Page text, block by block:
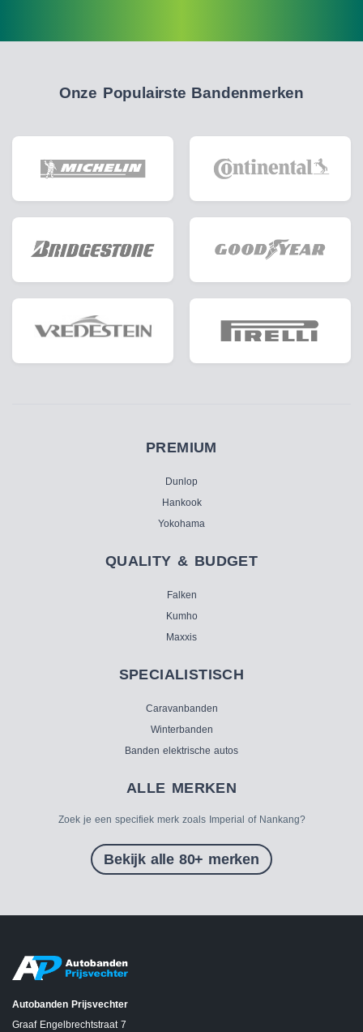
Onze Populairste Bandenmerken
PREMIUM
Dunlop
Hankook
Yokohama
QUALITY & BUDGET
Falken
Kumho
Maxxis
SPECIALISTISCH
Caravanbanden
Winterbanden
Banden elektrische autos
ALLE MERKEN
Zoek je een specifiek merk zoals Imperial of Nankang?
Bekijk alle 80+ merken
Autobanden Prijsvechter
Graaf Engelbrechtstraat 7